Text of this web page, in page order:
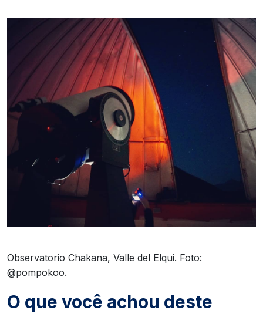
Observatorio Chakana, Valle del Elqui. Foto:
@pompokoo.
O que você achou deste